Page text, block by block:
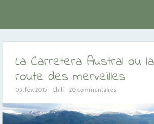
La Carretera Austral ou la
route des merveilles
09. fév. 2015 Chili 20 commentaires